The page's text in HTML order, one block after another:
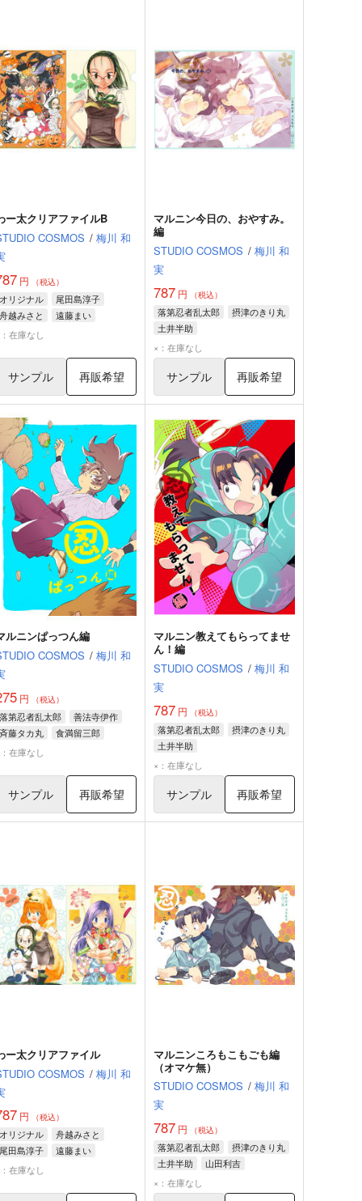
ー太クリアファイルB
COSMOS / 梅川 和
円 （税込）
オリジナル
尾田島淳子
舟越みさと
遠藤まい
在庫なし
サンプル 再販希望
マルニン今日の、おやすみ。
編
STUDIO COSMOS / 梅川 和
実
787 円 （税込）
落第忍者乱太郎
摂津のきり丸
土井半助
×：在庫なし
サンプル 再販希望
ルニンぱっつん編
COSMOS / 梅川 和
円 （税込）
落第忍者乱太郎
善法寺伊作
斉藤タカ丸
食満留三郎
在庫なし
サンプル 再販希望
マルニン教えてもらってませ
ん！編
STUDIO COSMOS / 梅川 和
実
787 円 （税込）
落第忍者乱太郎
摂津のきり丸
土井半助
×：在庫なし
サンプル 再販希望
ー太クリアファイル
COSMOS / 梅川 和
円 （税込）
オリジナル
舟越みさと
尾田島淳子
遠藤まい
在庫なし
マルニンころもこもごも編
（オマケ無）
STUDIO COSMOS / 梅川 和
実
787 円 （税込）
落第忍者乱太郎
摂津のきり丸
土井半助
山田利吉
×：在庫なし